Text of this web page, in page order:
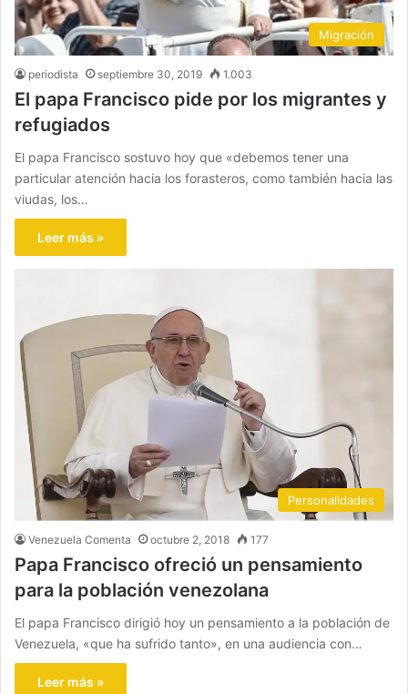
Migración
periodista septiembre 30, 2019 1.003
El papa Francisco pide por los migrantes y
refugiados
El papa Francisco sostuvo hoy que «debemos tener una
particular atención hacia los forasteros, como también hacia las
viudas, los…
Leer más »
Personalidades
Venezuela Comenta octubre 2, 2018 177
Papa Francisco ofreció un pensamiento
para la población venezolana
El papa Francisco dirigió hoy un pensamiento a la población de
Venezuela, «que ha sufrido tanto», en una audiencia con…
Leer más »